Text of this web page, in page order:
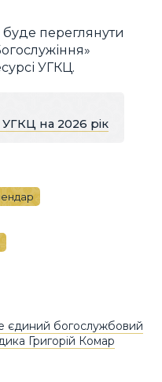
переглянути
УГКЦ.
на 2026 рік
єдиний богослужбовий
Григорій Комар